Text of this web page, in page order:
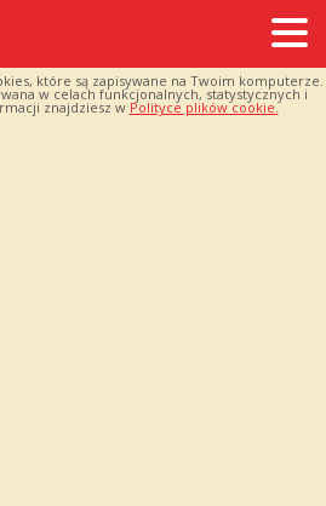
które są zapisywane na Twoim komputerze.
w celach funkcjonalnych, statystycznych i
znajdziesz w Polityce plików cookie.